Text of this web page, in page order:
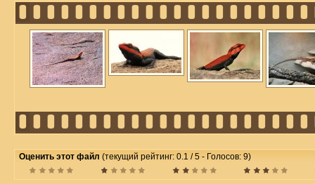
Оценить этот файл (текущий рейтинг: 0.1 / 5 - Голосов: 9)